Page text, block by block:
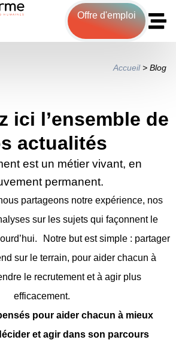
Offre d'emploi
Accueil> Blog
ici l’ensemble de
actualités
est un métier vivant, en
permanent.
partageons notre expérience, nos
sur les sujets qui façonnent le
Notre but est simple : partager
sur le terrain, pour aider chacun à
le recrutement et à agir plus
efficacement.
pour aider chacun à mieux
et agir dans son parcours